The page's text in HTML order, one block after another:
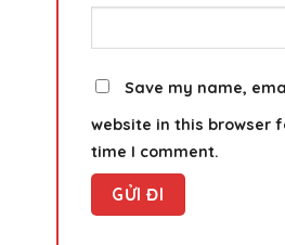
Save my name,
website in this browser
time I comment.